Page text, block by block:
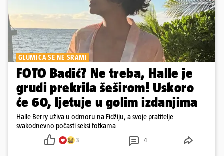
GLUMICA SE NE SRAMI
FOTO Badić? Ne treba, Halle je
grudi prekrila šeširom! Uskoro
će 60, ljetuje u golim izdanjima
Halle Berry uživa u odmoru na Fidžiju, a svoje pratitelje
svakodnevno počasti seksi fotkama
3 4